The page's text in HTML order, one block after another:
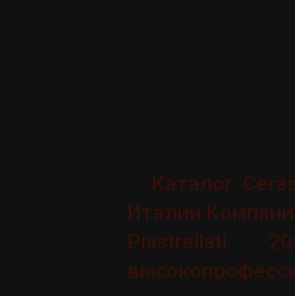
Каталог
Piastrellati